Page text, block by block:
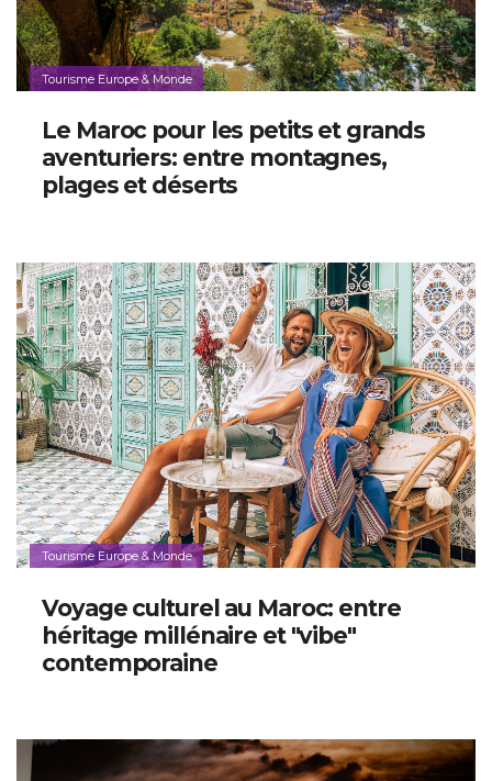
Tourisme Europe & Monde
Le Maroc pour les petits et grands
aventuriers: entre montagnes,
plages et déserts
Tourisme Europe & Monde
Voyage culturel au Maroc: entre
héritage millénaire et "vibe"
contemporaine